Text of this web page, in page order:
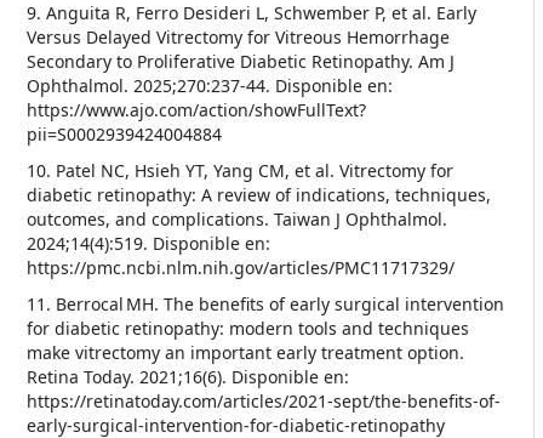
9. Anguita R, Ferro Desideri L, Schwember P, et al. Early
Versus Delayed Vitrectomy for Vitreous Hemorrhage
Secondary to Proliferative Diabetic Retinopathy. Am J
Ophthalmol. 2025;270:237-44. Disponible en:
https://www.ajo.com/action/showFullText?
pii=S0002939424004884
10. Patel NC, Hsieh YT, Yang CM, et al. Vitrectomy for
diabetic retinopathy: A review of indications, techniques,
outcomes, and complications. Taiwan J Ophthalmol.
2024;14(4):519. Disponible en:
https://pmc.ncbi.nlm.nih.gov/articles/PMC11717329/
11. Berrocal MH. The benefits of early surgical intervention
for diabetic retinopathy: modern tools and techniques
make vitrectomy an important early treatment option.
Retina Today. 2021;16(6). Disponible en:
https://retinatoday.com/articles/2021-sept/the-benefits-of-
early-surgical-intervention-for-diabetic-retinopathy